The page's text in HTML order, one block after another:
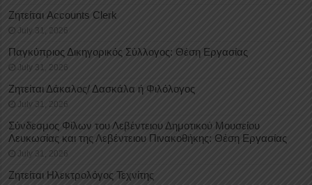
Ζητείται Accounts Clerk
July 31, 2026
Παγκύπριος Δικηγορικός Σύλλογος: Θέση Εργασίας
July 31, 2026
Ζητείται Δάκαλος/ Δασκάλα ή Φιλόλογος
July 31, 2026
Σύνδεσμος Φίλων του Λεβέντειου Δημοτικού Μουσείου
Λευκωσίας και της Λεβέντειου Πινακοθήκης: Θέση Εργασίας
July 31, 2026
Ζητείται Ηλεκτρολόγος Τεχνίτης